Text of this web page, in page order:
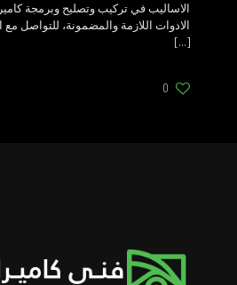
الاساليب في تركيب وتصليح وبرمجة
الادوات اللازمة والمضمونة، للتواصل
[…]
0